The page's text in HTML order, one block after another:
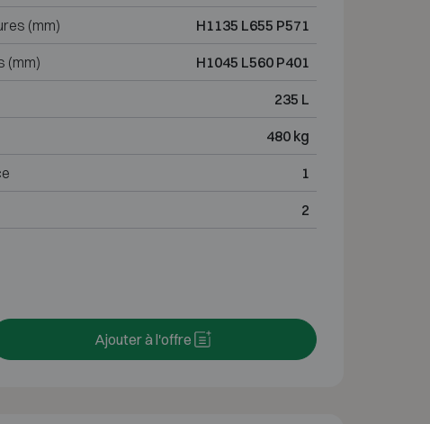
(mm) H1135 L655 P571
(mm) H1045 L560 P401
235 L
480 kg
1
2
Ajouter à l'offre